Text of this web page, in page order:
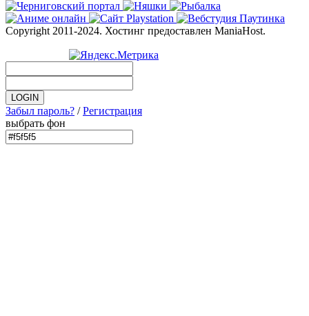
Copyright 2011-2024. Хостинг предоставлен ManiaHost.
Забыл пароль? /Регистрация
выбрать фон